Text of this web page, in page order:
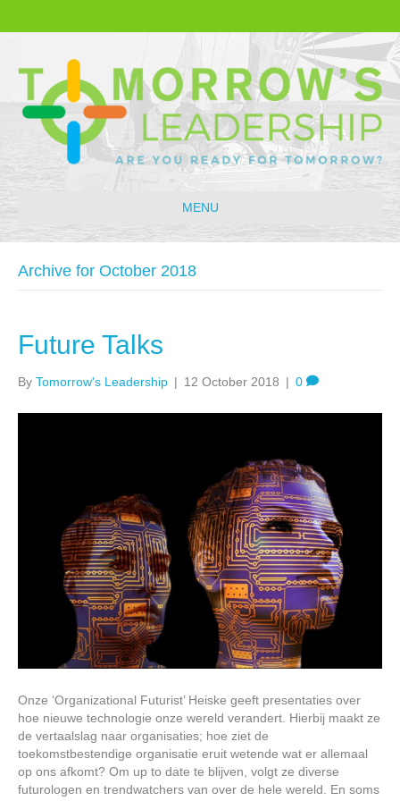
MENU
Archive for October 2018
Future Talks
By Tomorrow's Leadership | 12 October 2018 | 0
Onze ‘Organizational Futurist’ Heiske geeft presentaties over
hoe nieuwe technologie onze wereld verandert. Hierbij maakt ze
de vertaalslag naar organisaties; hoe ziet de
toekomstbestendige organisatie eruit wetende wat er allemaal
op ons afkomt? Om up to date te blijven, volgt ze diverse
futurologen en trendwatchers van over de hele wereld. En soms